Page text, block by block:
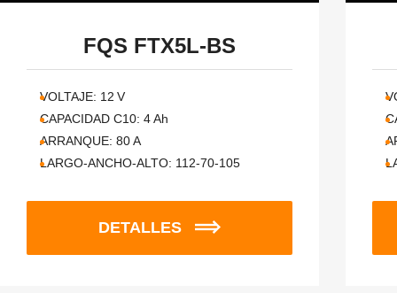
FQS FTX5L-BS
VOLTAJE: 12 V
CAPACIDAD C10: 4Ah
ARRANQUE: 80A
LARGO-ANCHO-ALTO: 112-70-105
DETALLES